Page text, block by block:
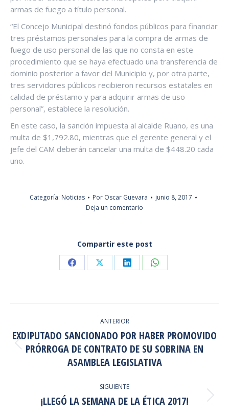
armas de fuego a título personal.
“El Concejo Municipal destinó fondos públicos para financiar
tres préstamos personales para la compra de armas de
fuego de uso personal de las que no consta en este
procedimiento que se haya efectuado una transferencia de
dominio posterior a favor del Municipio y, por otra parte,
tres servidores públicos recibieron recursos estatales en
calidad de préstamo y para adquirir armas de uso
personal”, establece la resolución.
En este caso, la sanción impuesta al alcalde Ruano, es una
multa de $1,792.80, mientras que el gerente general y el
jefe del CAM deberán cancelar una multa de $448.20 cada
uno.
Categoría: Noticias Por Oscar Guevara
junio 8, 2017
Deja un comentario
Compartir este post
Share
Facebook
Share
X
Share
LinkedIn
Share
WhatsApp
ENTRE
PUBLICACIONES
ANTERIOR
Publicación
anterior:
EXDIPUTADO SANCIONADO POR HABER PROMOVIDO
PRÓRROGA DE CONTRATO DE SU SOBRINA EN
ASAMBLEA LEGISLATIVA
SIGUIENTE
Publicación
¡LLEGÓ LA SEMANA DE LA ÉTICA 2017!